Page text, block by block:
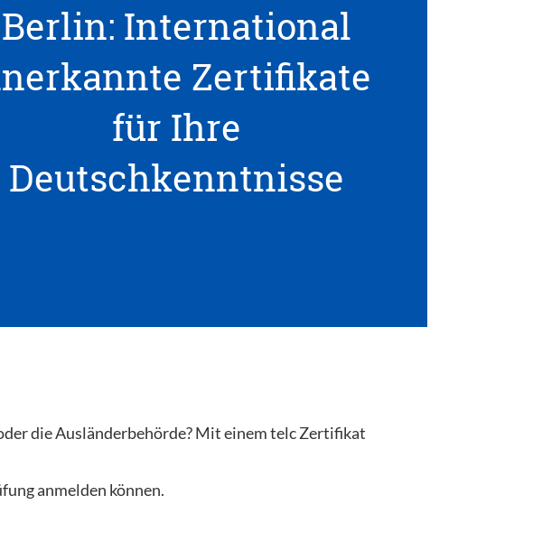
Berlin: International
Zertifikate
für Ihre
Deutschkenntnisse
die Ausländerbehörde? Mit einem telc Zertifikat
anmelden können.